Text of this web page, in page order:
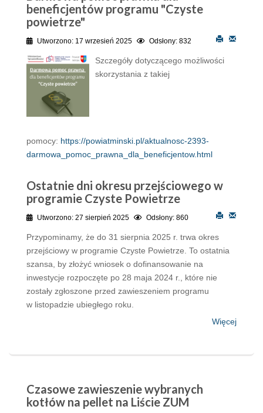
beneficjentów programu "Czyste
powietrze"
Utworzono: 17 wrzesień 2025 Odsłony: 832
Szczegóły dotyczącego możliwości
skorzystania z takiej
pomocy: https://powiatminski.pl/aktualnosc-2393-
darmowa_pomoc_prawna_dla_beneficjentow.html
Ostatnie dni okresu przejściowego w
programie Czyste Powietrze
Utworzono: 27 sierpień 2025 Odsłony: 860
Przypominamy, że do 31 sierpnia 2025 r. trwa okres
przejściowy w programie Czyste Powietrze. To ostatnia
szansa, by złożyć wniosek o dofinansowanie na
inwestycje rozpoczęte po 28 maja 2024 r., które nie
zostały zgłoszone przed zawieszeniem programu
w listopadzie ubiegłego roku.
Więcej
Czasowe zawieszenie wybranych
kotłów na pellet na Liście ZUM